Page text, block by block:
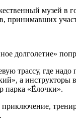
музей
принимавших
долголетие»
трассу, где
а инструкторы
парка «Ёлочки».